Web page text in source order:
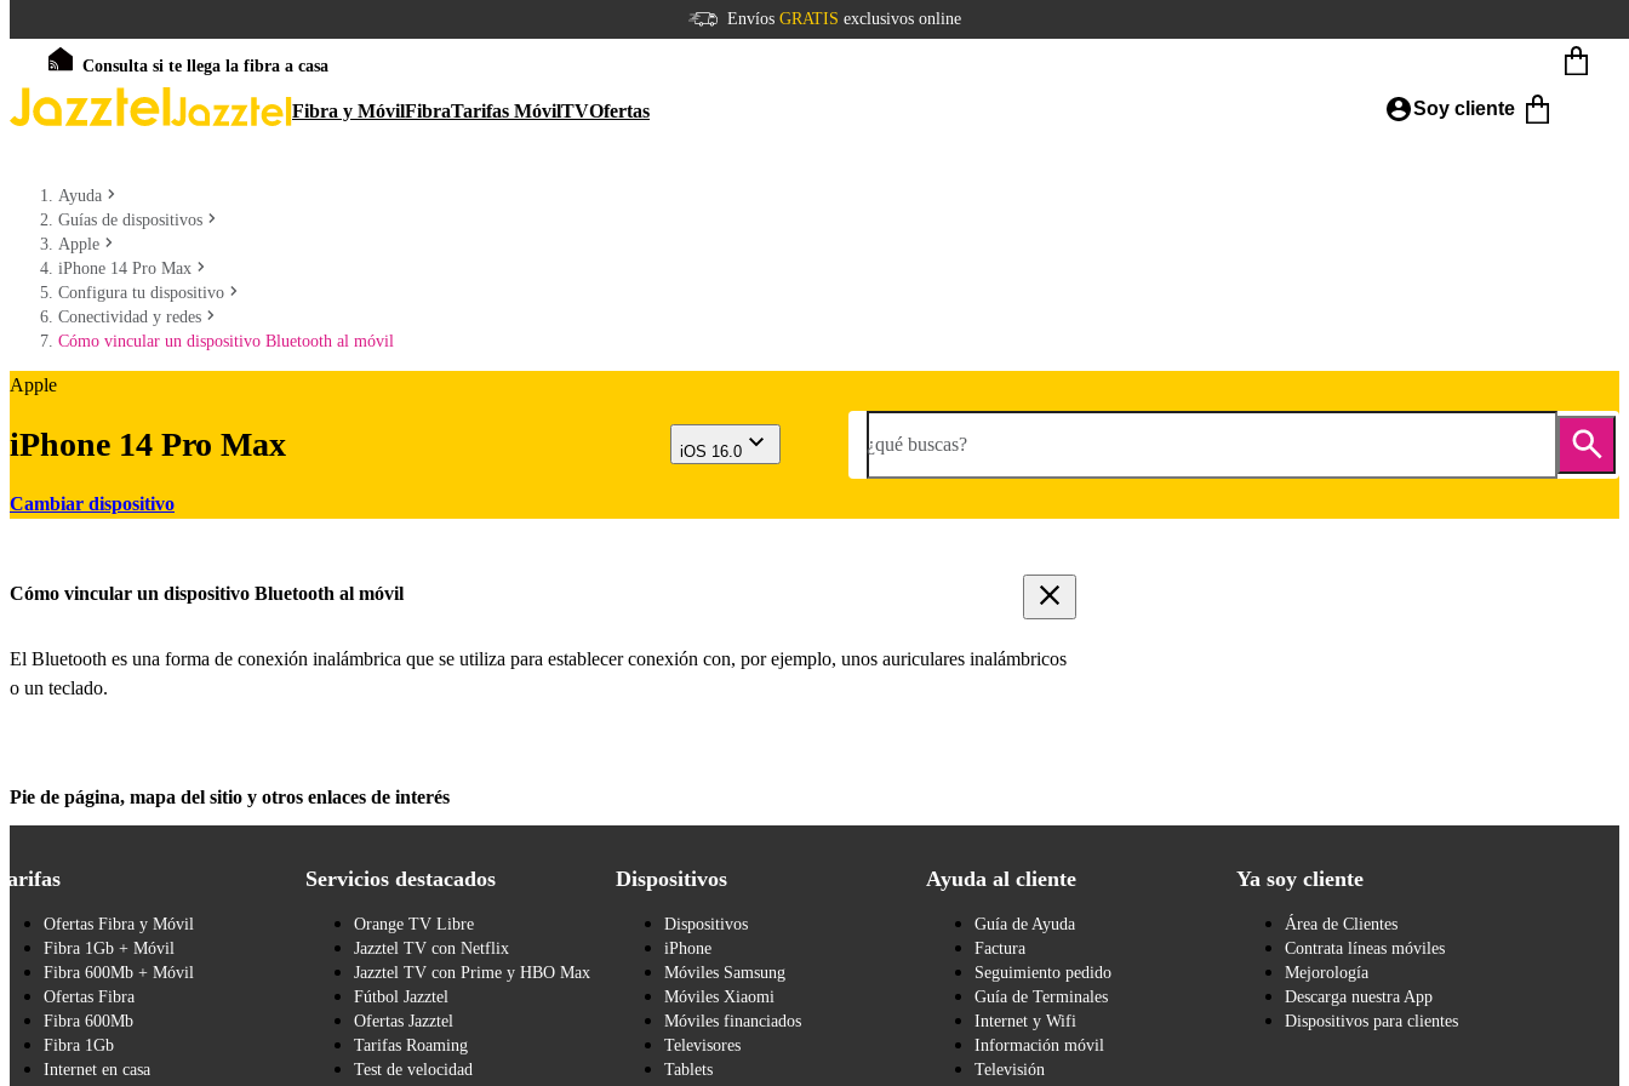
Envíos GRATIS exclusivos online
Consulta si te llega la fibra a casa
Fibra y MóvilFibraTarifas MóvilTVOfertas Soy cliente
Ayuda
Guías de dispositivos
Apple
iPhone 14 Pro Max
Configura tu dispositivo
Conectividad y redes
Cómo vincular un dispositivo Bluetooth al móvil
Apple
iPhone 14 Pro Max
Cambiar dispositivo
iOS 16.0 ¿qué buscas?
Cómo vincular un dispositivo Bluetooth al móvil
El Bluetooth es una forma de conexión inalámbrica que se utiliza para establecer conexión con, por ejemplo, unos auriculares inalámbricos
o un teclado.
Pie de página, mapa del sitio y otros enlaces de interés
Ofertas Fibra y Móvil
Fibra 1Gb + Móvil
Fibra 600Mb + Móvil
Ofertas Fibra
Fibra 600Mb
Fibra 1Gb
Internet en casa
Servicios destacados
Orange TV Libre
Jazztel TV con Netflix
Jazztel TV con Prime y HBO Max
Fútbol Jazztel
Ofertas Jazztel
Tarifas Roaming
Test de velocidad
Dispositivos
Dispositivos
iPhone
Móviles Samsung
Móviles Xiaomi
Móviles financiados
Televisores
Tablets
Ayuda al cliente
Guía de Ayuda
Factura
Seguimiento pedido
Guía de Terminales
Internet y Wifi
Información móvil
Televisión
Ya soy cliente
Área de Clientes
Contrata líneas móviles
Mejorología
Descarga nuestra App
Dispositivos para clientes